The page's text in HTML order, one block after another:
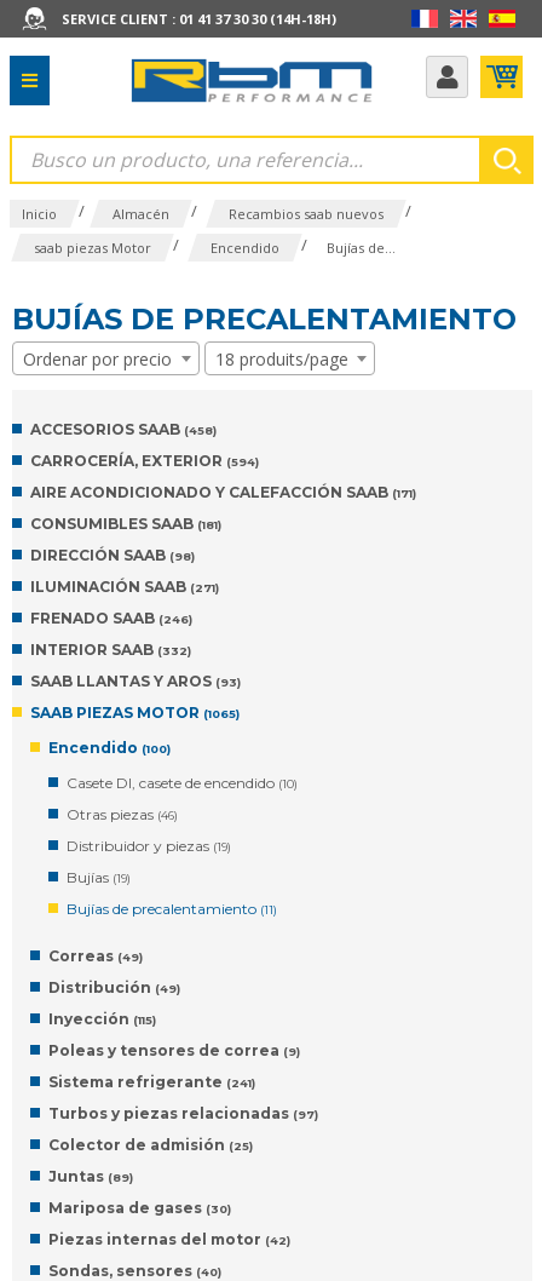
SERVICE CLIENT : 01 41 37 30 30 (14H-18H)
Inicio / Almacén / Recambios saab nuevos /
saab piezas Motor / Encendido / Bujías de...
BUJÍAS DE PRECALENTAMIENTO
Ordenar por precio 18 produits/page
ACCESORIOS SAAB (458)
CARROCERÍA, EXTERIOR (594)
AIRE ACONDICIONADO Y CALEFACCIÓN SAAB (171)
CONSUMIBLES SAAB (181)
DIRECCIÓN SAAB (98)
ILUMINACIÓN SAAB (271)
FRENADO SAAB (246)
INTERIOR SAAB (332)
SAAB LLANTAS Y AROS (93)
SAAB PIEZAS MOTOR (1065)
Encendido (100)
Casete DI, casete de encendido (10)
Otras piezas (46)
Distribuidor y piezas (19)
Bujías (19)
Bujías de precalentamiento (11)
Correas (49)
Distribución (49)
Inyección (115)
Poleas y tensores de correa (9)
Sistema refrigerante (241)
Turbos y piezas relacionadas (97)
Colector de admisión (25)
Juntas (89)
Mariposa de gases (30)
Piezas internas del motor (42)
Sondas, sensores (40)